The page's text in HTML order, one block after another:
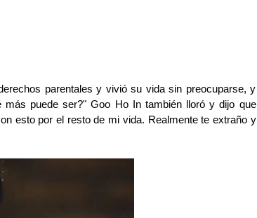
parentales y vivió su vida sin preocuparse, y
puede ser?" Goo Ho In también lloró y dijo que
esto por el resto de mi vida. Realmente te extraño y